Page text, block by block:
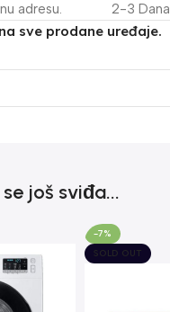
adresu. 2-3 Dana
sve prodane uređaje.
još sviđa...
-7%
SOLD OUT